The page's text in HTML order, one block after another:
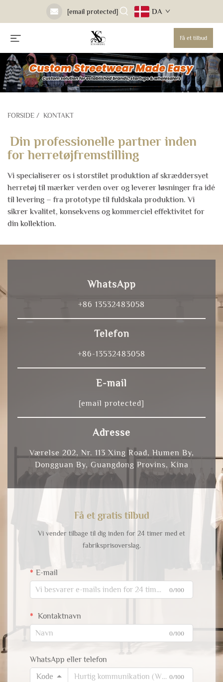
[email protected] DA
Få et tilbud
FORSIDE / KONTAKT
Din professionelle partner inden
for herretøjfremstilling
Vi specialiserer os i storstilet produktion af skræddersyet
herretøj til mærker verden over og leverer løsninger fra idé
til levering – fra prototype til fuldskala produktion. Vi
sikrer kvalitet, konsekvens og kommerciel effektivitet for
din kollektion.
WhatsApp
+86 13532483058
Telefon
+86-13532483058
E-mail
[email protected]
Adresse
Værelse 202, Nr. 113 Xing Road, Humen By,
Dongguan By, Guangdong Provins, Kina
Få et gratis tilbud
Vi vender tilbage til dig inden for 24 timer med et
fabriksprisoverslag.
E-mail
0/100
Kontaktnavn
0/100
WhatsApp eller telefon
Kode
0/100